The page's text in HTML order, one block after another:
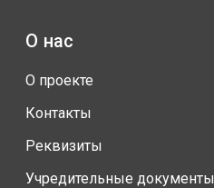
О нас
О проекте
Контакты
Реквизиты
Учредительные документы